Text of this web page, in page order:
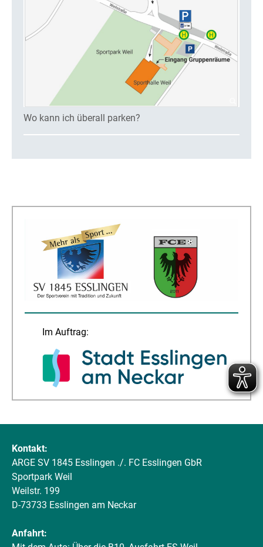
Wo kann ich überall parken?
Im Auftrag:
Kontakt:
ARGE SV 1845 Esslingen ./. FC Esslingen GbR
Sportpark Weil
Weilstr. 199
D-73733 Esslingen am Neckar
Anfahrt: